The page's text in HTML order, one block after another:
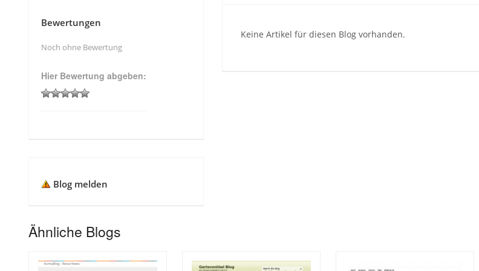
Keine Artikel für diesen Blog vorhanden.
Bewertungen
Noch ohne Bewertung
Hier Bewertung abgeben:
Blog melden
Ähnliche Blogs